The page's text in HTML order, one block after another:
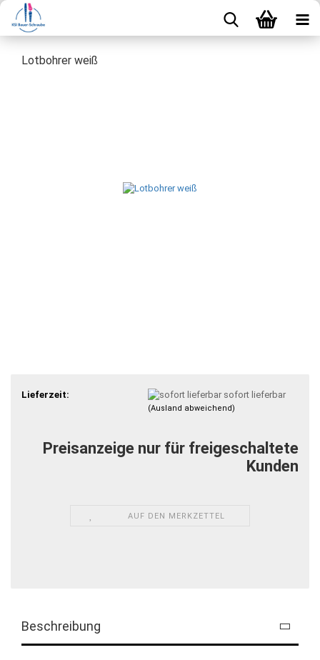
Lotbohrer weiß
Lieferzeit: sofort lieferbar
(Ausland abweichend)
Preisanzeige nur für freigeschaltete
Kunden
AUF DEN MERKZETTEL
Beschreibung